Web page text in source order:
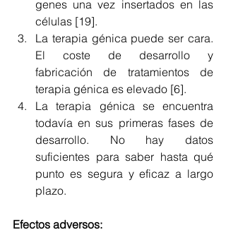
genes una vez insertados en las
células [19].
La terapia génica puede ser cara.
El coste de desarrollo y
fabricación de tratamientos de
terapia génica es elevado [6].
La terapia génica se encuentra
todavía en sus primeras fases de
desarrollo. No hay datos
suficientes para saber hasta qué
punto es segura y eficaz a largo
plazo.
Efectos adversos: